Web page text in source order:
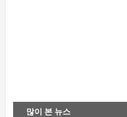
많이 본 뉴스